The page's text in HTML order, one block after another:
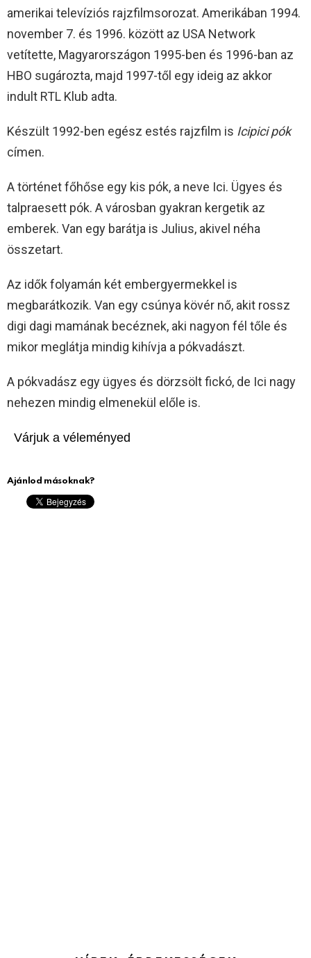
amerikai televíziós rajzfilmsorozat. Amerikában 1994.
november 7. és 1996. között az USA Network
vetítette, Magyarországon 1995-ben és 1996-ban az
HBO sugározta, majd 1997-től egy ideig az akkor
indult RTL Klub adta.
Készült 1992-ben egész estés rajzfilm is Icipici pók
címen.
A történet főhőse egy kis pók, a neve Ici. Ügyes és
talpraesett pók. A városban gyakran kergetik az
emberek. Van egy barátja is Julius, akivel néha
összetart.
Az idők folyamán két embergyermekkel is
megbarátkozik. Van egy csúnya kövér nő, akit rossz
digi dagi mamának becéznek, aki nagyon fél tőle és
mikor meglátja mindig kihívja a pókvadászt.
A pókvadász egy ügyes és dörzsölt fickó, de Ici nagy
nehezen mindig elmenekül előle is.
Várjuk a véleményed
Ajánlod másoknak?